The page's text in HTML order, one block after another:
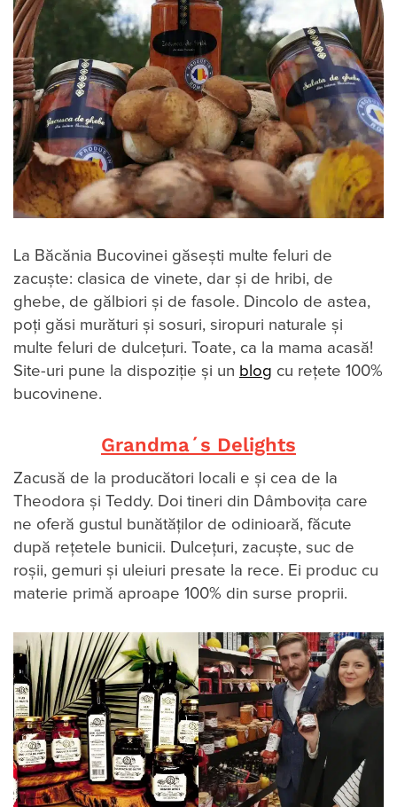
La Băcănia Bucovinei găsești multe feluri de
zacuște: clasica de vinete, dar și de hribi, de
ghebe, de gălbiori și de fasole. Dincolo de astea,
poți găsi murături și sosuri, siropuri naturale și
multe feluri de dulcețuri. Toate, ca la mama acasă!
Site-uri pune la dispoziție și un blog cu rețete 100%
bucovinene.
Grandma´s Delights
Zacusă de la producători locali e și cea de la
Theodora și Teddy. Doi tineri din Dâmbovița care
ne oferă gustul bunătăților de odinioară, făcute
după rețetele bunicii. Dulcețuri, zacuște, suc de
roșii, gemuri și uleiuri presate la rece. Ei produc cu
materie primă aproape 100% din surse proprii.